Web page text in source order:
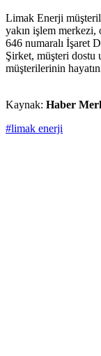
Limak Enerji
yakın işlem
646 numaralı İşaret
Şirket, müşteri dostu
müşterilerinin
Kaynak: Haber
#limak enerji